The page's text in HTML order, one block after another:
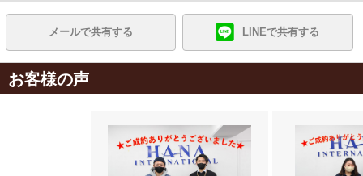
メールで共有する LINEで共有する
お客様の声